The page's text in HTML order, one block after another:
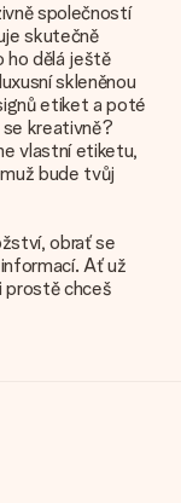
společností
skutečně
ho dělá ještě
skleněnou
etiket a poté
kreativně?
vlastní etiketu,
bude tvůj
obrať se
Ať už
prostě chceš